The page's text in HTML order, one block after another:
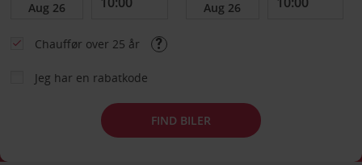
Chauffør over 25 år
Jeg har en rabatkode
FIND BILER